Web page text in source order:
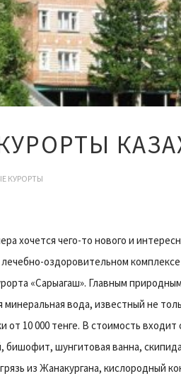
КУРОРТЫ
хочется чего-то нового и
оздоровительном
«Сарыагаш». Главным
минеральная вода, известный не
от 10 000 тенге. В стоимость
бишофит, шунгитовая ванна,
из Жанакургана, кислородный